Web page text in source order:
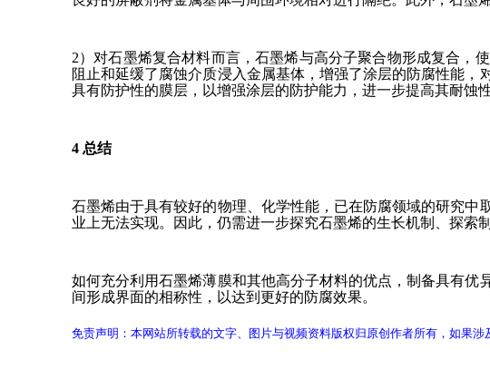
2）对石墨烯复合材料而言，石墨烯与高分子聚合物形成复合，
阻止和延缓了腐蚀介质浸入金属基体，增强了涂层的防腐性能
具有防护性的膜层，以增强涂层的防护能力，进一步提高其耐蚀
4 总结
石墨烯由于具有较好的物理、化学性能，已在防腐领域的研究
业上无法实现。因此，仍需进一步探究石墨烯的生长机制、探索
如何充分利用石墨烯薄膜和其他高分子材料的优点，制备具有
间形成界面的相称性，以达到更好的防腐效果。
免责声明：本网站所转载的文字、图片与视频资料版权归原创作者所有，如果涉